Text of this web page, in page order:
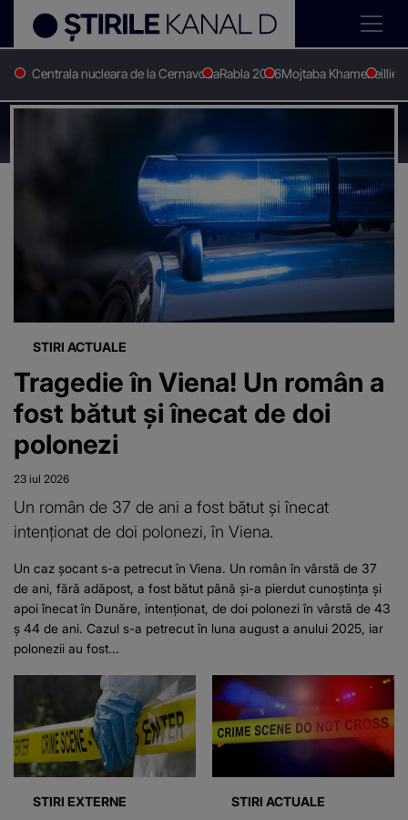
Centrala nucleara de la CernavodaRabla 2026Mojtaba KhameneiIlie
Stirile Kanal D Roman ucis
"Roman ucis"
STIRI ACTUALE
Tragedie în Viena! Un român a
fost bătut și înecat de doi
polonezi
23 iul 2026
Un român de 37 de ani a fost bătut și înecat
intenționat de doi polonezi, în Viena.
Un caz șocant s-a petrecut în Viena. Un român în vârstă de 37
de ani, fără adăpost, a fost bătut până și-a pierdut cunoștința și
apoi înecat în Dunăre, intenționat, de doi polonezi în vârstă de 43
ș 44 de ani. Cazul s-a petrecut în luna august a anului 2025, iar
polonezii au fost...
STIRI EXTERNE STIRI ACTUALE